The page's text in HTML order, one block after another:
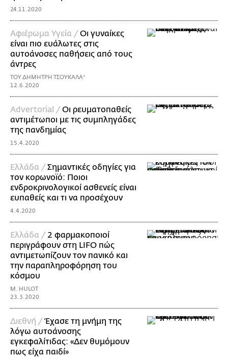
24.11.2020
Αφιέρωμα Υγεία /Οι γυναίκες
είναι πιο ευάλωτες στις
αυτοάνοσες παθήσεις από τους
άντρες
ΤΟΥ ΔΗΜΗΤΡΗ ΤΣΟΥΚΑΛΑ*
12.6.2020
Advertorial /Οι ρευματοπαθείς
αντιμέτωποι με τις συμπληγάδες
της πανδημίας
15.4.2020
Ελλάδα /Σημαντικές οδηγίες για
τον κορωνοϊό: Ποιοι
ενδροκρινολογικοί ασθενείς είναι
ευπαθείς και τι να προσέχουν
4.4.2020
Ελλάδα / 2 φαρμακοποιοί
περιγράφουν στη LIFO πώς
αντιμετωπίζουν τον πανικό και
την παραπληροφόρηση του
κόσμου
M. HULOT
23.3.2020
Διεθνή /Έχασε τη μνήμη της
λόγω αυτοάνοσης
εγκεφαλίτιδας: «Δεν θυμόμουν
πως είχα παιδί»